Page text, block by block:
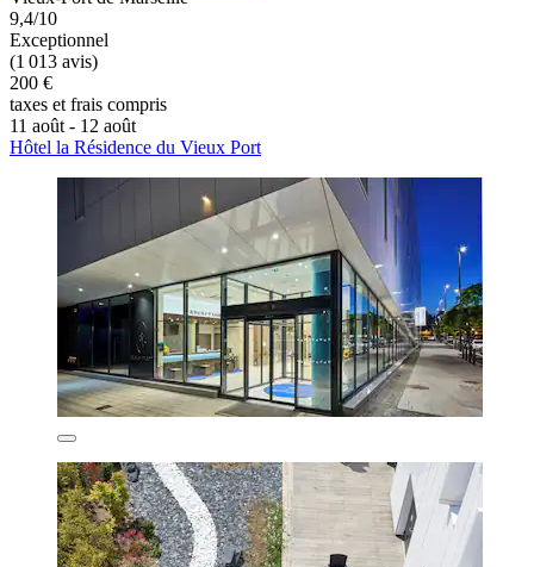
9,4/10
Exceptionnel
(1 013 avis)
200 €
taxes et frais compris
11 août - 12 août
Hôtel la Résidence du Vieux Port